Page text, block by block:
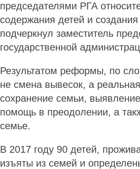
председателями РГА
содержания детей и
подчеркнул заместитель
государственной
Результатом реформы, по
не смена вывесок, а
сохранение семьи,
помощь в преодолении, а
семье.
В 2017 году 90 детей,
изъяты из семей и